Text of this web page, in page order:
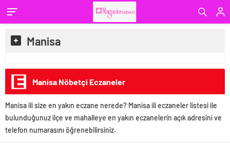
Manisa
Manisa Nöbetçi Eczaneler
Manisa ili size en yakın eczane nerede? Manisa ili eczaneler listesi ile
bulunduğunuz ilçe ve mahalleye en yakın eczanelerin açık adresini ve
telefon numarasını öğrenebilirsiniz.